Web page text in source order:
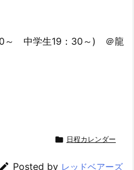
～ 中学生19：30～) ＠龍
 日程カレンダー
Posted by レッドベアーズ